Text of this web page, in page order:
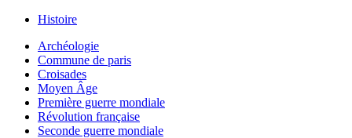
Histoire
Archéologie
Commune de paris
Croisades
Moyen Âge
Première guerre mondiale
Révolution française
Seconde guerre mondiale